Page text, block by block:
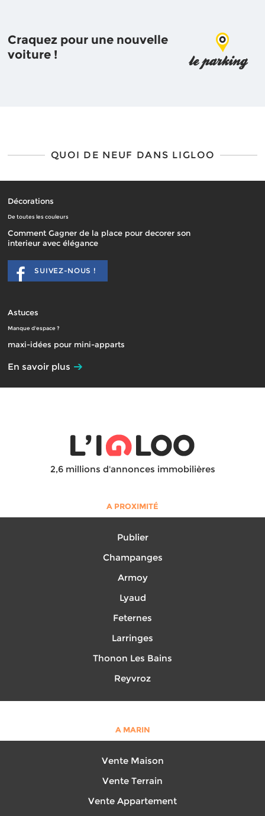
Craquez pour une nouvelle
voiture !
QUOI DE NEUF DANS LIGLOO
Décorations
De toutes les couleurs
Comment Gagner de la place pour decorer son
interieur avec élégance
SUIVEZ-NOUS !
Astuces
Manque d'espace ?
maxi-idées pour mini-apparts
En savoir plus
2,6 millions d'annonces immobilières
A PROXIMITÉ
Publier
Champanges
Armoy
Lyaud
Feternes
Larringes
Thonon Les Bains
Reyvroz
A MARIN
Vente Maison
Vente Terrain
Vente Appartement